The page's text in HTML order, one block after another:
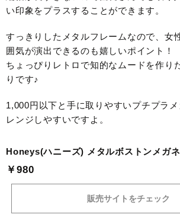
い印象をプラスすることができます。
すっきりしたメタルフレームなので、女
囲気が演出できるのも嬉しいポイント！
ちょっぴりレトロで知的なムードを作り
りです♪
1,000円以下と手に取りやすいプチプラ
レンジしやすいですよ。
Honeys(ハニーズ) メタルボストンメガネ
￥980
販売サイトをチェック